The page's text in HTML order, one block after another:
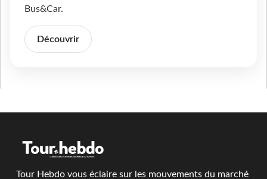
Bus&Car.
Découvrir
Tour Hebdo vous éclaire sur les mouvements du marché